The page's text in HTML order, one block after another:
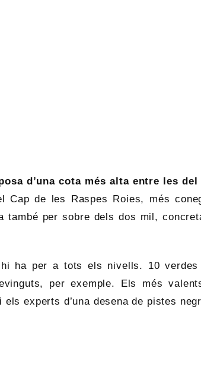
d’una cota més alta entre les
Cap de les Raspes Roies, més
també per sobre dels dos mil,
ha per a tots els nivells. 10
per exemple. Els més
experts d’una desena de pistes